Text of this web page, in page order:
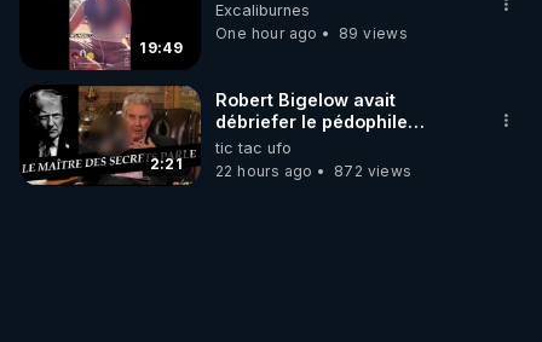
19:49
Excaliburnes
One hour ago
89 views
2:21
Robert Bigelow avait
débriefer le pédophile
génocidaire de donald j
trump
tic tac ufo
22 hours ago
872 views